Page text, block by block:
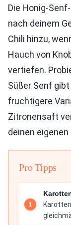
Die Honig-
nach deinem
Chili hinzu,
Hauch von
vertiefen.
Süßer Senf
fruchtigere
Zitronensaft
deinen eigenen
Pro Tipps